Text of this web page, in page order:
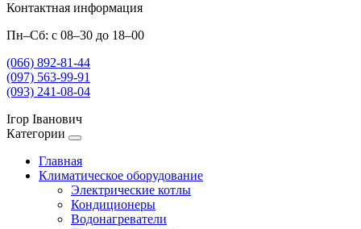
Контактная информация
Пн–Сб: с 08–30 до 18–00
(066) 892-81-44
(097) 563-99-91
(093) 241-08-04
Ігор Іванович
Категории
Главная
Климатическое оборудование
Электрические котлы
Кондиционеры
Водонагреватели